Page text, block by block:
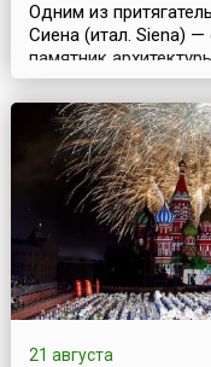
Одним из
Сиена (итал. Siena)
памятник
века этот город,
страны, в Тоскане,
республики и уже в
итальянской
Средние века и
город...
21 августа